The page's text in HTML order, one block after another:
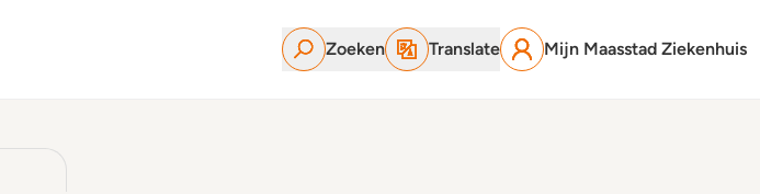
Zoeken Translate Mijn Maasstad Ziekenhuis